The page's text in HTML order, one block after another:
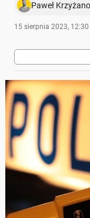
Paweł
15 sierpnia 2023, 12:30